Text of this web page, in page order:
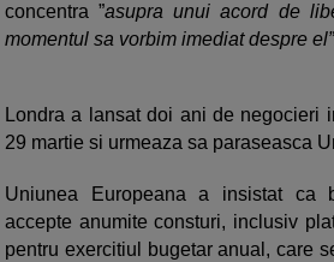
concentra ”asupra unui acord de
momentul sa vorbim imediat despre
Londra a lansat doi ani de negocieri
29 martie si urmeaza sa paraseasca
Uniunea Europeana a insistat ca
accepte anumite consturi, inclusiv
pentru exercitiul bugetar anual, care